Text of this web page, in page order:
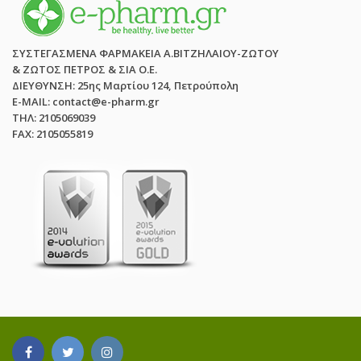
ΣΥΣΤΕΓΑΣΜΕΝΑ ΦΑΡΜΑΚΕΙΑ Α.ΒΙΤΖΗΛΑΙΟΥ-ΖΩΤΟΥ
& ΖΩΤΟΣ ΠΕΤΡΟΣ & ΣΙΑ Ο.Ε.
ΔΙΕΥΘΥΝΣΗ: 25ης Μαρτίου 124, Πετρούπολη
E-MAIL: contact@e-pharm.gr
ΤΗΛ: 2105069039
FAX: 2105055819